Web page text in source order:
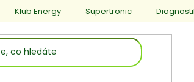
Klub Energy Supertronic